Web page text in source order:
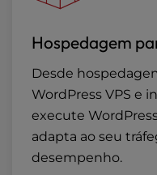
Hospedagem
Desde
WordPress VPS e
execute
adapta ao seu
desempenho.